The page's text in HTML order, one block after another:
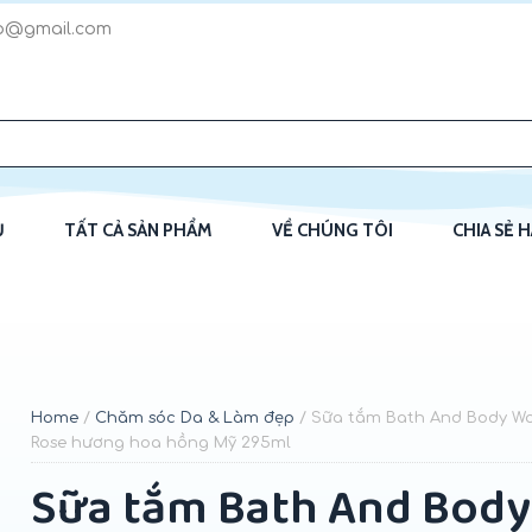
TẤT CẢ SẢN PHẨM VỀ CHÚNG TÔI CHIA SẺ
Home/ Chăm sóc Da & Làm đẹp / Sữa tắm Bath And Body
Rose hương hoa hồng Mỹ 295ml
Sữa tắm Bath And Body